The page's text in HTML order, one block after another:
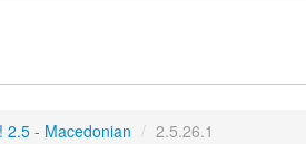
2.5 - Macedonian / 2.5.26.1